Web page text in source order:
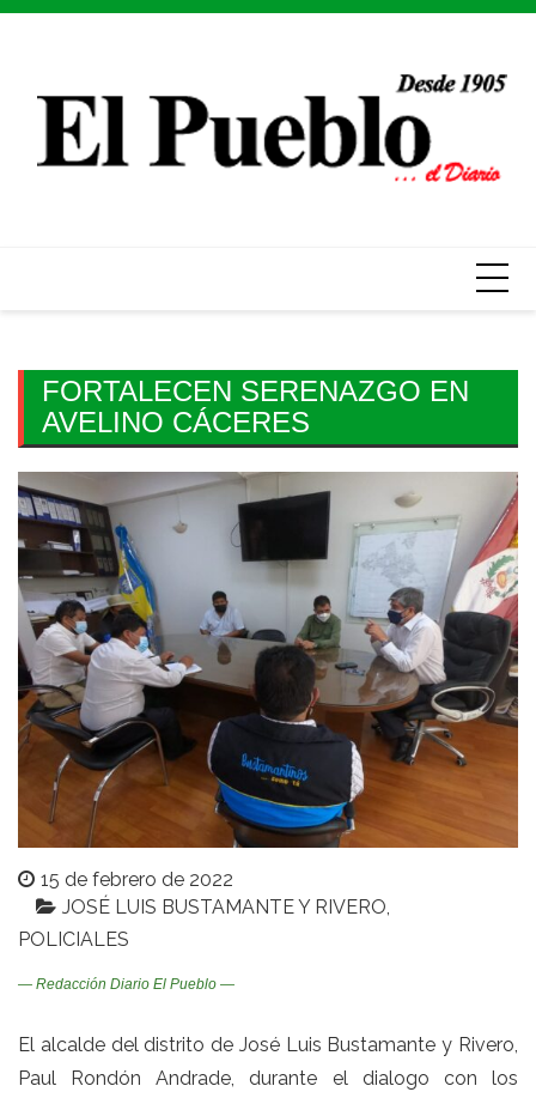
Skip
FORTALECEN SERENAZGO EN
AVELINO CÁCERES
15 de febrero de 2022
JOSÉ LUIS BUSTAMANTE Y RIVERO
POLICIALES
— Redacción Diario El Pueblo —
El alcalde del distrito de José Luis Bustamante y Rivero,
Paul Rondón Andrade, durante el dialogo con los